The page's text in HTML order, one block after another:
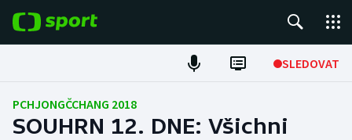
SLEDOVAT
Fotbal
Hokej
PCHJONGČCHANG 2018
SOUHRN 12. DNE: Všichni